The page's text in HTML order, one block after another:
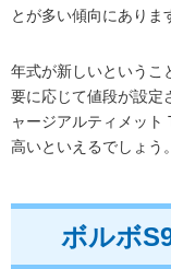
とが多い傾向にありま
年式が新しいというこ
要に応じて値段が設定
ャージアルティメット
高いといえるでしょう。
ボルボ